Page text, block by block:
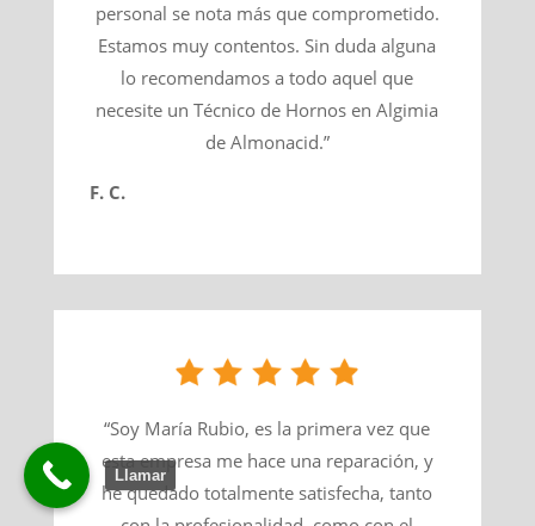
personal se nota más que comprometido.
Estamos muy contentos. Sin duda alguna
lo recomendamos a todo aquel que
necesite un Técnico de Hornos en Algimia
de Almonacid.”
F. C.
“Soy María Rubio, es la primera vez que
esta empresa me hace una reparación, y
he quedado totalmente satisfecha, tanto
Llamar